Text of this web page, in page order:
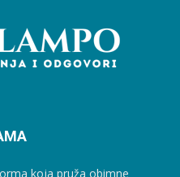
koja pruža obimne